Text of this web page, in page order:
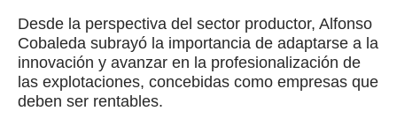
Desde la perspectiva del sector productor, Alfonso
Cobaleda subrayó la importancia de adaptarse a la
innovación y avanzar en la profesionalización de
las explotaciones, concebidas como empresas que
deben ser rentables.